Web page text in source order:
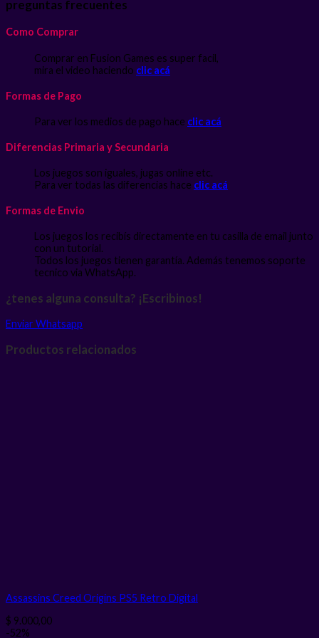
preguntas frecuentes
Como Comprar
Comprar en Fusion Games es super facil,
mira el video haciendo clic acá
Formas de Pago
Para ver los medios de pago hace clic acá
Diferencias Primaria y Secundaria
Los juegos son iguales, jugas online etc.
Para ver todas las diferencias hace clic acá
Formas de Envio
Los juegos los recibís directamente en tu casilla de email junto
con un tutorial.
Todos los juegos tienen garantía. Además tenemos soporte
tecnico via WhatsApp.
¿tenes alguna consulta? ¡Escribinos!
Enviar Whatsapp
Productos relacionados
Assassins Creed Origins PS5 Retro Digital
$ 9.000,00
-52%